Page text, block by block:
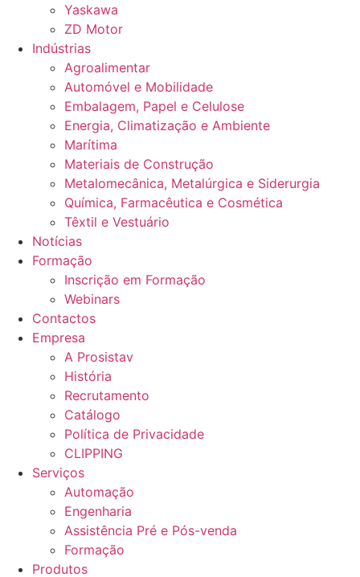
Yaskawa
ZD Motor
Indústrias
Agroalimentar
Automóvel e Mobilidade
Embalagem, Papel e Celulose
Energia, Climatização e Ambiente
Marítima
Materiais de Construção
Metalomecânica, Metalúrgica e Siderurgia
Química, Farmacêutica e Cosmética
Têxtil e Vestuário
Notícias
Formação
Inscrição em Formação
Webinars
Contactos
Empresa
A Prosistav
História
Recrutamento
Catálogo
Política de Privacidade
CLIPPING
Serviços
Automação
Engenharia
Assistência Pré e Pós-venda
Formação
Produtos